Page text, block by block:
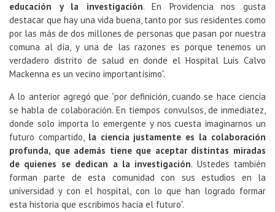
educación y la investigación. En Providencia nos gusta
destacar que hay una vida buena, tanto por sus residentes como
por las más de dos millones de personas que pasan por nuestra
comuna al día, y una de las razones es porque tenemos un
verdadero distrito de salud en donde el Hospital Luis Calvo
Mackenna es un vecino importantísimo”.
A lo anterior agregó que “por definición, cuando se hace ciencia
se habla de colaboración. En tiempos convulsos, de inmediatez,
donde solo importa lo emergente y nos cuesta imaginarnos un
futuro compartido, la ciencia justamente es la colaboración
profunda, que además tiene que aceptar distintas miradas
de quienes se dedican a la investigación. Ustedes también
forman parte de esta comunidad con sus estudios en la
universidad y con el hospital, con lo que han logrado formar
esta historia que escribimos hacia el futuro”.